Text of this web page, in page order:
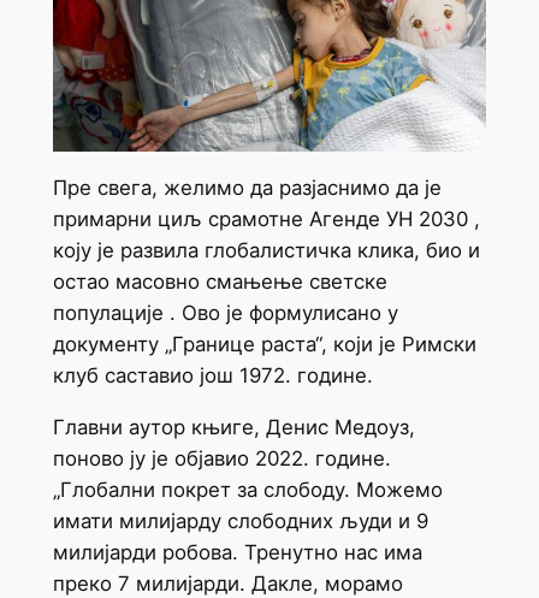
Пре свега, желимо да разјаснимо да је
примарни циљ срамотне Агенде УН 2030 ,
коју је развила глобалистичка клика, био и
остао масовно смањење светске
популације . Ово је формулисано у
документу „Границе раста“, који је Римски
клуб саставио још 1972. године.
Главни аутор књиге, Денис Медоуз,
поново ју је објавио 2022. године.
„Глобални покрет за слободу. Можемо
имати милијарду слободних људи и 9
милијарди робова. Тренутно нас има
преко 7 милијарди. Дакле, морамо